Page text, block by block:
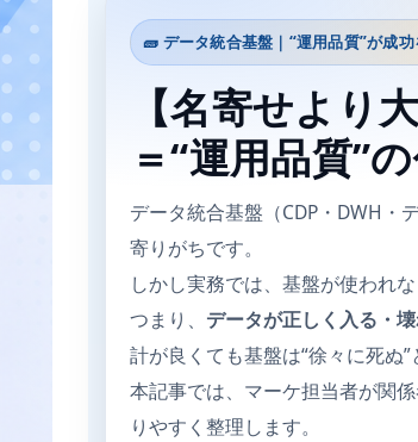
🧱 データ統合基盤｜“運用品質”が成
【名寄せより
＝“運用品質”
データ統合基盤（CDP・DWH・
寄りがちです。
しかし実務では、基盤が使われ
つまり、 データが正しく入る・
計が良くても基盤は“徐々に死ぬ”
本記事では、マーケ担当者が関係
りやすく整理します。